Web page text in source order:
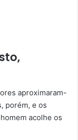
aproximaram-
porém, e os
acolhe os